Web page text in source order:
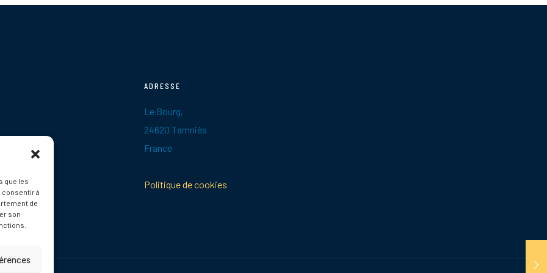
que les
consentir à
de
son
ADRESSE
Le Bourg,
24620 Tamniès
France
Politique de cookies